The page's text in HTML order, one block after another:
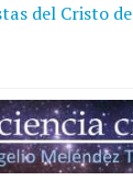
del Cristo de